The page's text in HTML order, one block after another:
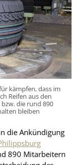
kämpfen, dass im
Reifen aus den
die rund 890
bleiben
die Ankündigung
890 Mitarbeitern